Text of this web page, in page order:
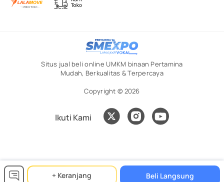
+ Keranjang Beli Langsung
Situs jual beli online UMKM binaan Pertamina
Mudah, Berkualitas & Terpercaya
Copyright © 2026
Ikuti Kami